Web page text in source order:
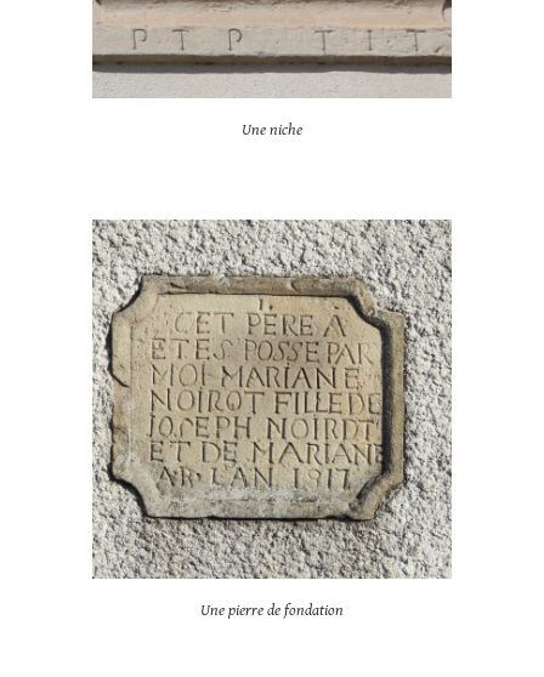
Une niche
Une pierre de fondation